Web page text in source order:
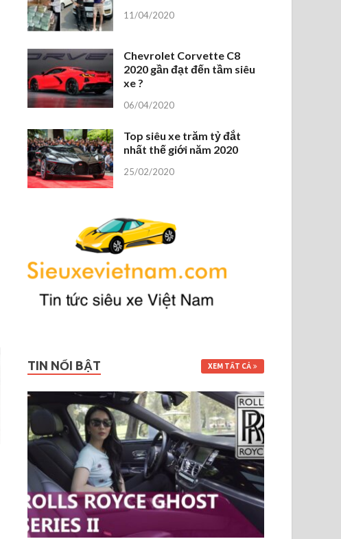
11/04/2020
Chevrolet Corvette C8
2020 gần đạt đến tầm siêu
xe ?
06/04/2020
Top siêu xe trăm tỷ đắt
nhất thế giới năm 2020
25/02/2020
TIN NỔI BẬT XEM TẤT CẢ